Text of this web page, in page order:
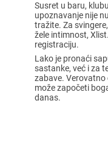
Susret u baru,
upoznavanje nije
tražite. Za
žele intimnost,
registraciju.
Lako je pronaći
sastanke, već i za
zabave. Verovatno
može započeti
danas.